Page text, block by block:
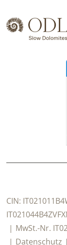
CIN:
MwSt.-Nr.
Datenschutz